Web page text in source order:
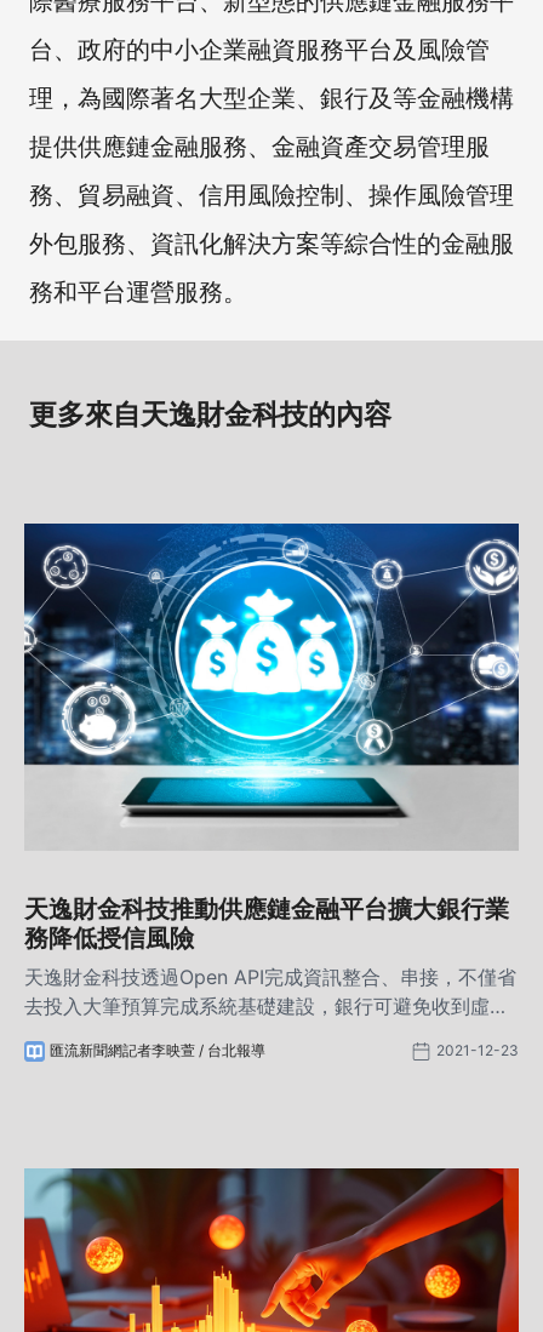
台、政府的中小企業融資服務平台及風險管
理，為國際著名大型企業、銀行及等金融機構
提供供應鏈金融服務、金融資產交易管理服
務、貿易融資、信用風險控制、操作風險管理
外包服務、資訊化解決方案等綜合性的金融服
務和平台運營服務。
更多來自天逸財金科技的內容
天逸財金科技推動供應鏈金融平台擴大銀行業
務降低授信風險
天逸財金科技透過Open API完成資訊整合、串接，不僅省
去投入大筆預算完成系統基礎建設，銀行可避免收到虛假
與準確度，未來銀行有望在供應鏈金融需求中擴大5倍的
匯流新聞網記者李映萱 / 台北報導 2021-12-23